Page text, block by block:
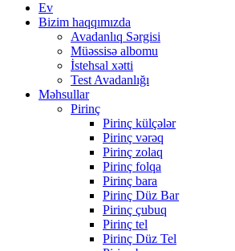
Ev
Bizim haqqımızda
Avadanlıq Sərgisi
Müəssisə albomu
İstehsal xətti
Test Avadanlığı
Məhsullar
Pirinç
Pirinç külçələr
Pirinç vərəq
Pirinç zolaq
Pirinç folqa
Pirinç bara
Pirinç Düz Bar
Pirinç çubuq
Pirinç tel
Pirinç Düz Tel